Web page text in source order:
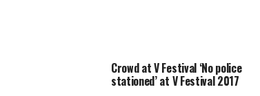
Crowd at V Festival ‘No police
stationed’ at V Festival 2017